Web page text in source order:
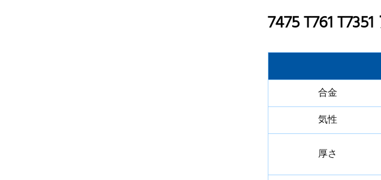
7475 T761
合金
気性
厚さ